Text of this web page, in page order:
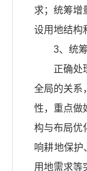
求；统筹增
设用地结构
3、统
正确处
全局的关系
性，重点做
构与布局优
响耕地保护
用地需求等